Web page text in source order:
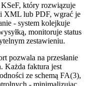
który rozwiązuje
XML lub PDF, wgrać je
- system kolejkuje
monitoruje status
zestawieniu.
pozwala na przesłanie
Każda faktura jest
ze schemą FA(3),
- minimalizując